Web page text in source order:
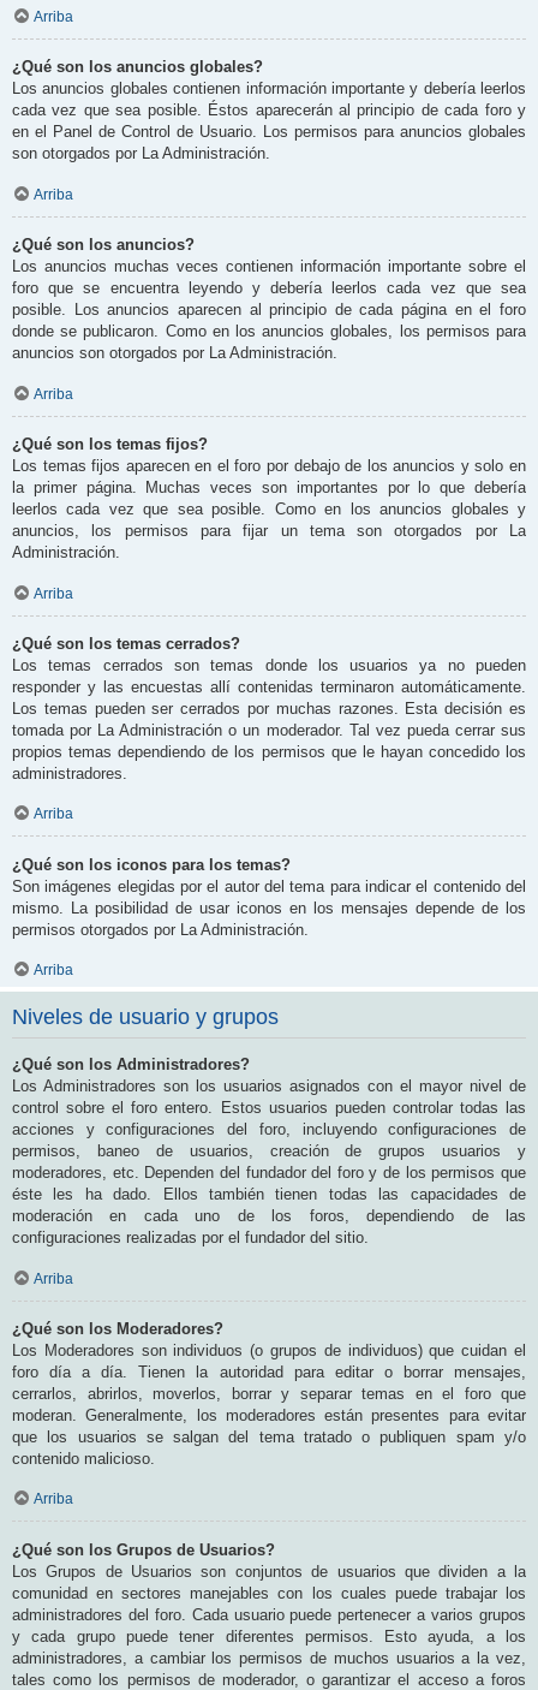
Arriba
¿Qué son los anuncios globales?
Los anuncios globales contienen información importante y debería leerlos
cada vez que sea posible. Éstos aparecerán al principio de cada foro y
en el Panel de Control de Usuario. Los permisos para anuncios globales
son otorgados por La Administración.
Arriba
¿Qué son los anuncios?
Los anuncios muchas veces contienen información importante sobre el
foro que se encuentra leyendo y debería leerlos cada vez que sea
posible. Los anuncios aparecen al principio de cada página en el foro
donde se publicaron. Como en los anuncios globales, los permisos para
anuncios son otorgados por La Administración.
Arriba
¿Qué son los temas fijos?
Los temas fijos aparecen en el foro por debajo de los anuncios y solo en
la primer página. Muchas veces son importantes por lo que debería
leerlos cada vez que sea posible. Como en los anuncios globales y
anuncios, los permisos para fijar un tema son otorgados por La
Administración.
Arriba
¿Qué son los temas cerrados?
Los temas cerrados son temas donde los usuarios ya no pueden
responder y las encuestas allí contenidas terminaron automáticamente.
Los temas pueden ser cerrados por muchas razones. Esta decisión es
tomada por La Administración o un moderador. Tal vez pueda cerrar sus
propios temas dependiendo de los permisos que le hayan concedido los
administradores.
Arriba
¿Qué son los iconos para los temas?
Son imágenes elegidas por el autor del tema para indicar el contenido del
mismo. La posibilidad de usar iconos en los mensajes depende de los
permisos otorgados por La Administración.
Arriba
Niveles de usuario y grupos
¿Qué son los Administradores?
Los Administradores son los usuarios asignados con el mayor nivel de
control sobre el foro entero. Estos usuarios pueden controlar todas las
acciones y configuraciones del foro, incluyendo configuraciones de
permisos, baneo de usuarios, creación de grupos usuarios y
moderadores, etc. Dependen del fundador del foro y de los permisos que
éste les ha dado. Ellos también tienen todas las capacidades de
moderación en cada uno de los foros, dependiendo de las
configuraciones realizadas por el fundador del sitio.
Arriba
¿Qué son los Moderadores?
Los Moderadores son individuos (o grupos de individuos) que cuidan el
foro día a día. Tienen la autoridad para editar o borrar mensajes,
cerrarlos, abrirlos, moverlos, borrar y separar temas en el foro que
moderan. Generalmente, los moderadores están presentes para evitar
que los usuarios se salgan del tema tratado o publiquen spam y/o
contenido malicioso.
Arriba
¿Qué son los Grupos de Usuarios?
Los Grupos de Usuarios son conjuntos de usuarios que dividen a la
comunidad en sectores manejables con los cuales puede trabajar los
administradores del foro. Cada usuario puede pertenecer a varios grupos
y cada grupo puede tener diferentes permisos. Esto ayuda, a los
administradores, a cambiar los permisos de muchos usuarios a la vez,
tales como los permisos de moderador, o garantizar el acceso a foros